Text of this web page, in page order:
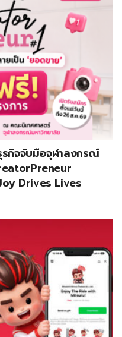
รกิจจับมือจุฬาลงกรณ์
Drives Lives